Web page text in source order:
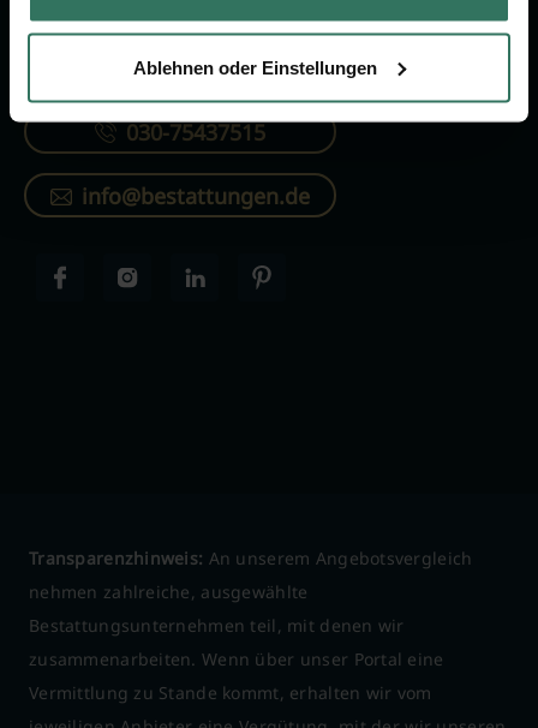
Ablehnen oder Einstellungen
KONTAKTIEREN SIE UNS
030-75437515
info@bestattungen.de
Transparenzhinweis: An unserem Angebotsvergleich
nehmen zahlreiche, ausgewählte
Bestattungsunternehmen teil, mit denen wir
zusammenarbeiten. Wenn über unser Portal eine
Vermittlung zu Stande kommt, erhalten wir vom